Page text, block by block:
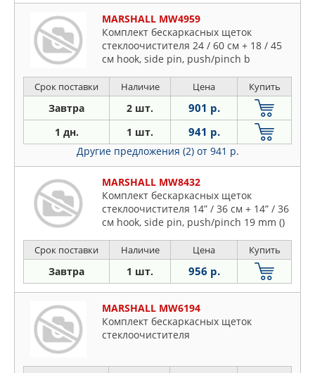
MARSHALL MW4959
Комплект бескаркасных щеток
стеклоочистителя 24 / 60 см + 18 / 45
см hook, side pin, push/pinch b
Срок поставки Наличие Цена Купить
Завтра 2 шт. 901 р.
1 дн. 1 шт. 941 р.
Другие предложения (2) от 941 р.
MARSHALL MW8432
Комплект бескаркасных щеток
стеклоочистителя 14” / 36 см + 14” / 36
см hook, side pin, push/pinch 19 mm ()
Срок поставки Наличие Цена Купить
Завтра 1 шт. 956 р.
MARSHALL MW6194
Комплект бескаркасных щеток
стеклоочистителя